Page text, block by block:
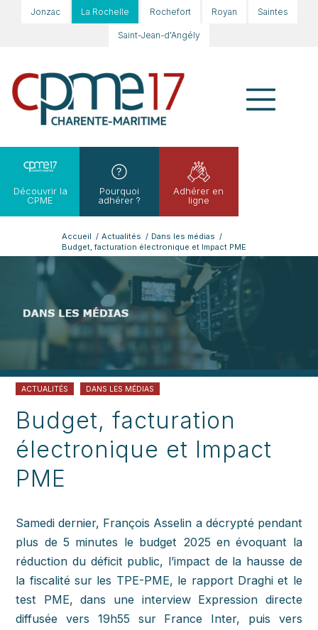
Jonzac La Rochelle Rochefort Royan Saintes
Saint-Jean-d'Angély
Découvrir la
CPME
Pourquoi
adhérer ?
Adhérer en
ligne
Accueil / Actualités / Dans les médias /
Budget, facturation électronique et Impact PME
ACTUALITÉS DANS LES MÉDIAS
Budget, facturation
électronique et Impact
PME
Samedi dernier, François Asselin a décrypté pendant
plus de 5 minutes le budget 2025 en évoquant la
réduction du déficit public, l’impact de la hausse de
la fiscalité sur les TPE-PME, le rapport Draghi et le
test PME, dans une interview Expression directe
diffusée vers 19h55 sur France Inter, puis vers